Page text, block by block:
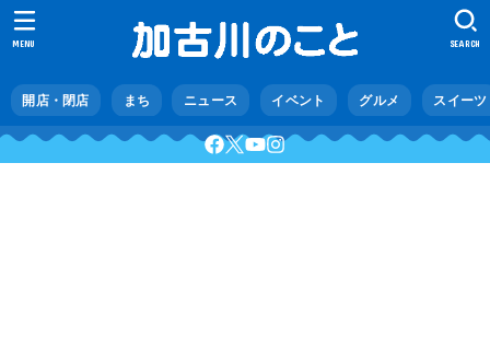
開店・閉店 まち ニュース イベント グルメ スイーツ
SEARCH
MENU